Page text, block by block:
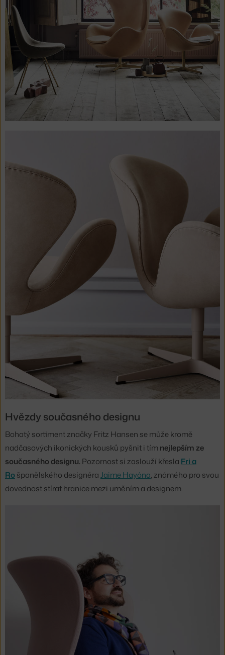
Hvězdy současného designu
Bohatý sortiment značky Fritz Hansen se může kromě
nadčasových ikonických kousků pyšnit i tímnejlepším ze
současného designu. Pozornost si zaslouží křesla Fri a
Rošpanělského designéraJaime Hayóna, známého pro svou
dovednost stírat hranice mezi uměním a designem.